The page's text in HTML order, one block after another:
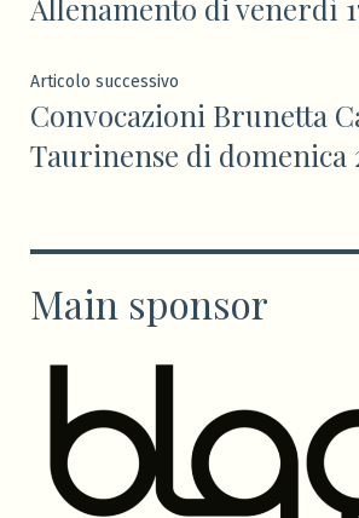
articoli
Allenamento di venerdì
Articolo successivo
successivo:
Convocazioni Brunetta
Taurinense di domenica
Main sponsor